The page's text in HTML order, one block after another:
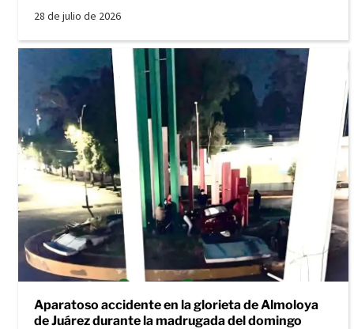
28 de julio de 2026
Aparatoso accidente en la glorieta de Almoloya
de Juárez durante la madrugada del domingo